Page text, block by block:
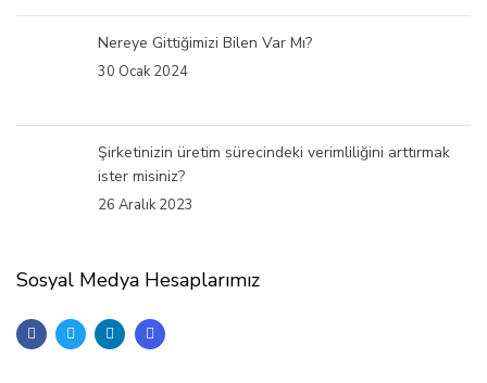
Nereye Gittiğimizi Bilen Var Mı?
30 Ocak 2024
Şirketinizin üretim sürecindeki verimliliğini arttırmak
ister misiniz?
26 Aralık 2023
Sosyal Medya Hesaplarımız